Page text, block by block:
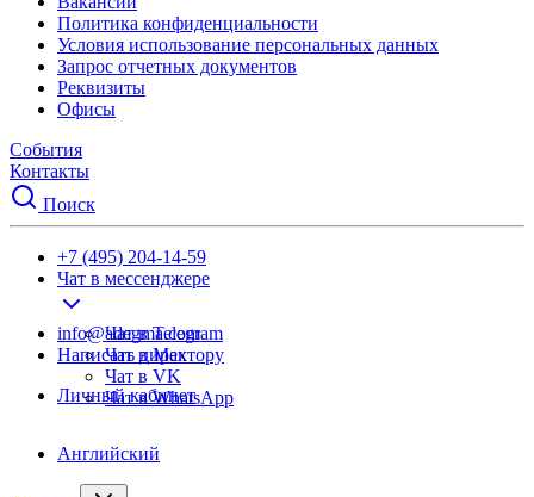
Политика конфиденциальности
Условия использование персональных данных
Запрос отчетных документов
Реквизиты
Офисы
События
Контакты
Поиск
+7 (495) 204-14-59
Чат в мессенджере
Чат в Telegram
Чат в Max
Чат в VK
Чат в WhatsApp
info@adegma.com
Написать директору
Личный кабинет
Английский